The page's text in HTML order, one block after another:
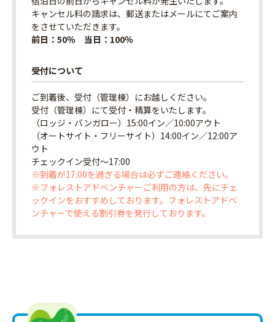
キャンセル料の請求は、郵送またはメールにてご案内
をさせていただきます。
前日：50％ 当日：100％
受付について
ご到着後、受付（管理棟）にお越しください。
受付（管理棟）にて受付・精算をいたします。
（ロッジ・バンガロー）15:00イン／10:00アウト
（オートサイト・フリーサイト）14:00イン／12:00ア
ウト
チェックイン受付〜17:00
※到着が17:00を過ぎる場合は必ずご連絡ください。
※フォレストアドベンチャーご利用の方は、先にチェ
ックインをおすすめしております。フォレストアドベ
ンチャーで使える割引券を発行しております。